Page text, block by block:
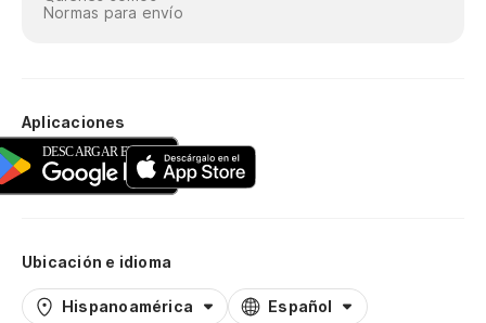
Normas para envío
Aplicaciones
Ubicación e idioma
Hispanoamérica Español